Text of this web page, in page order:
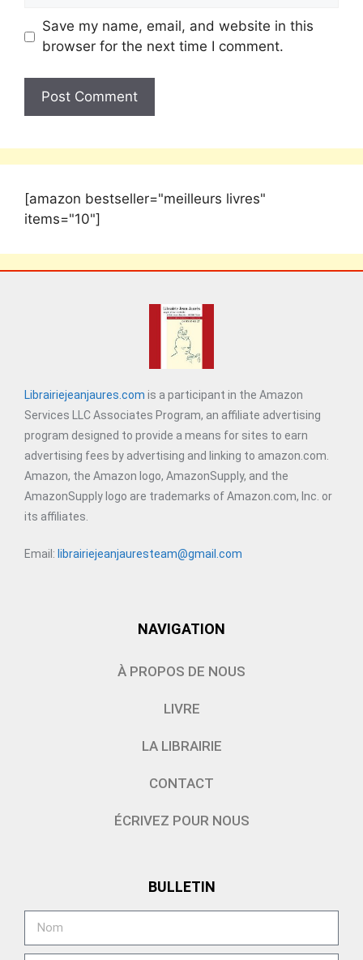
Save my name, email, and website in this
browser for the next time I comment.
[amazon bestseller="meilleurs livres"
items="10"]
Librairiejeanjaures.com is a participant in the Amazon
Services LLC Associates Program, an affiliate advertising
program designed to provide a means for sites to earn
advertising fees by advertising and linking to amazon.com.
Amazon, the Amazon logo, AmazonSupply, and the
AmazonSupply logo are trademarks of Amazon.com, Inc. or
its affiliates.
Email: librairiejeanjauresteam@gmail.com
NAVIGATION
À PROPOS DE NOUS
LIVRE
LA LIBRAIRIE
CONTACT
ÉCRIVEZ POUR NOUS
BULLETIN